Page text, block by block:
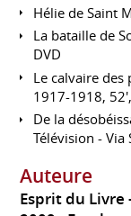
Hélie de Saint
La bataille de
DVD
Le calvaire
1917-1918,
De la
Télévision - Via
Auteure
Esprit du Livre